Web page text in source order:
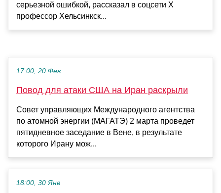
серьезной ошибкой, рассказал в соцсети Х
профессор Хельсинкск...
17:00, 20 Фев
Повод для атаки США на Иран раскрыли
Совет управляющих Международного агентства
по атомной энергии (МАГАТЭ) 2 марта проведет
пятидневное заседание в Вене, в результате
которого Ирану мож...
18:00, 30 Янв